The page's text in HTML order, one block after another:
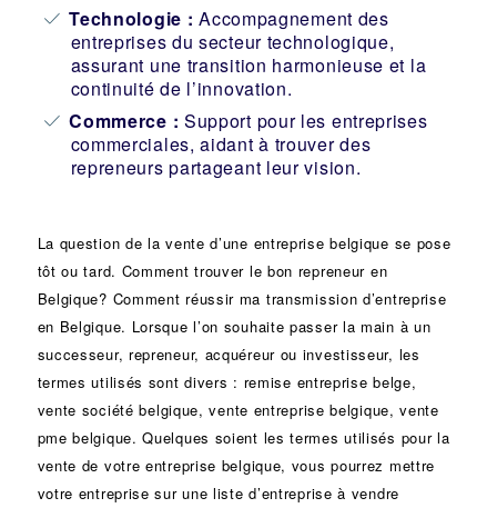
Technologie : Accompagnement des
entreprises du secteur technologique,
assurant une transition harmonieuse et la
continuité de l’innovation.
Commerce : Support pour les entreprises
commerciales, aidant à trouver des
repreneurs partageant leur vision.
La question de la vente d’une entreprise belgique se pose
tôt ou tard. Comment trouver le bon repreneur en
Belgique? Comment réussir ma transmission d’entreprise
en Belgique. Lorsque l’on souhaite passer la main à un
successeur, repreneur, acquéreur ou investisseur, les
termes utilisés sont divers : remise entreprise belge,
vente société belgique, vente entreprise belgique, vente
pme belgique. Quelques soient les termes utilisés pour la
vente de votre entreprise belgique, vous pourrez mettre
votre entreprise sur une liste d’entreprise à vendre